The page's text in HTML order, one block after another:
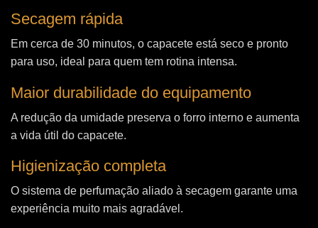
Secagem rápida
Em cerca de 30 minutos, o capacete está seco e pronto
para uso, ideal para quem tem rotina intensa.
Maior durabilidade do equipamento
A redução da umidade preserva o forro interno e aumenta
a vida útil do capacete.
Higienização completa
O sistema de perfumação aliado à secagem garante uma
experiência muito mais agradável.